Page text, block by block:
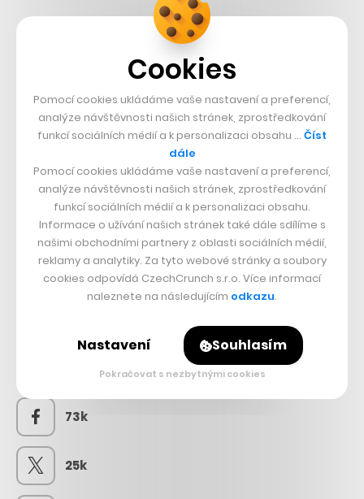
Kam se hrabou české komedie.
Pusťte si na Netflixu historickou
satiru z Polska, její humor platí i na
nás
Je libo zámek? U Žatce se jeden
prodává, jeho součástí je i sýpka
nebo sušárna chmele
Jak vydělat 200 milionů za pár
měsíců? Mladý investor to zvládl s
akciemi Xeroxu, ale chce mnohem víc
SLEDUJTE NÁS
73k
25k
Cookies
Pomocí cookies ukládáme vaše nastavení a preferencí,
analýze návštěvnosti našich stránek, zprostředkování
funkcí sociálních médií a k personalizaci obsahu … Číst
dále
Pomocí cookies ukládáme vaše nastavení a preferencí,
analýze návštěvnosti našich stránek, zprostředkování
funkcí sociálních médií a k personalizaci obsahu.
Informace o užívání našich stránek také dále sdílíme s
našimi obchodními partnery z oblasti sociálních médií,
reklamy a analytiky. Za tyto webové stránky a soubory
cookies odpovídá CzechCrunch s.r.o. Více informací
naleznete na následujícím odkazu.
Nastavení Souhlasím
Pokračovat s nezbytnými cookies